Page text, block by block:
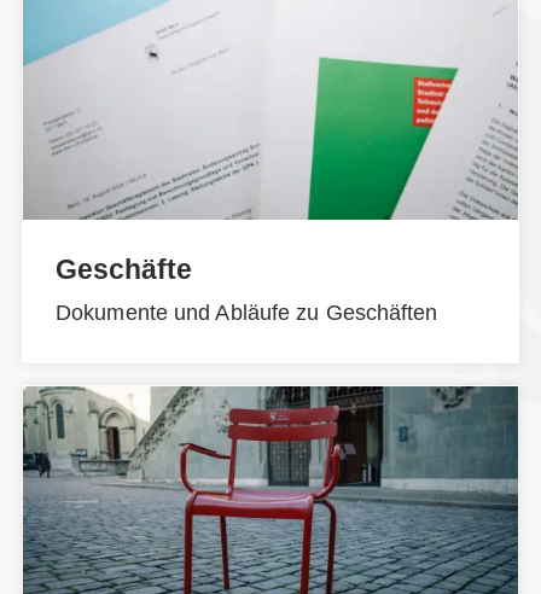
Geschäfte
Dokumente und Abläufe zu Geschäften